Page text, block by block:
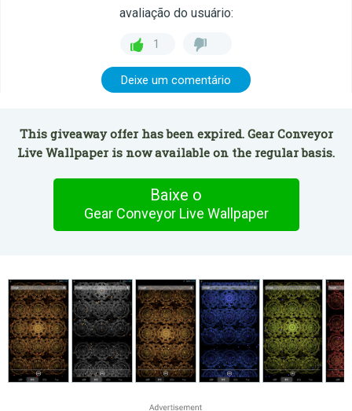
avaliação do usuário:
1
Deixe um comentário
This giveaway offer has been expired. Gear Conveyor
Live Wallpaper is now available on the regular basis.
Baixe o
Gear Conveyor Live Wallpaper